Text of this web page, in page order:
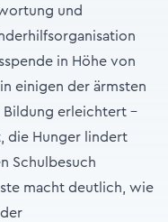
und
in Höhe von
einigen der ärmsten
Bildung erleichtert –
die Hunger lindert
Schulbesuch
macht deutlich, wie